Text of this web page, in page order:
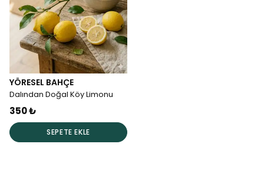
YÖRESEL BAHÇE
Dalından Doğal Köy Limonu
350 ₺
SEPETE EKLE